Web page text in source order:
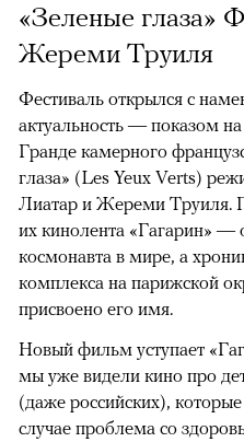
«Зеленые глаза»
Жереми Труиля
Фестиваль открылся с
актуальность — показом
Гранде камерного
глаза» (Les Yeux Verts)
Лиатар и Жереми Труиля.
их кинолента «Гагарин» —
космонавта в мире, а
комплекса на парижской
присвоено его имя.
Новый фильм уступает
мы уже видели кино про
(даже российских),
случае проблема со